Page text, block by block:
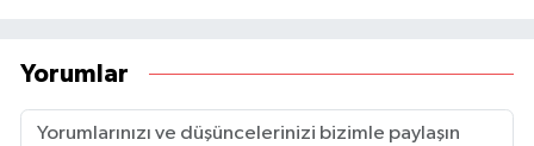
Yorumlar